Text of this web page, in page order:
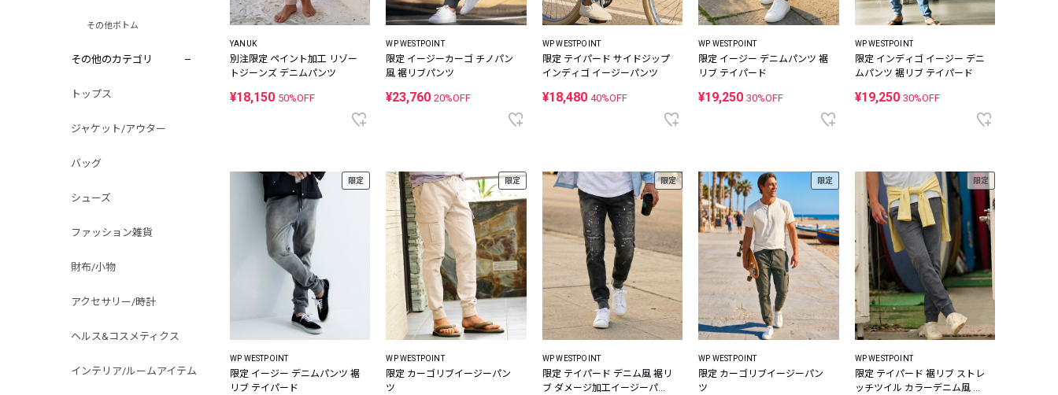
その他ボトム
その他のカテゴリ
トップス
ジャケット/アウター
バッグ
シューズ
ファッション雑貨
財布/小物
アクセサリー/時計
ヘルス&コスメティクス
インテリア/ルームアイテム
YANUK
別注限定 ペイント加工 リゾー
トジーンズ デニムパンツ
¥18,150 50%OFF
WP WESTPOINT
限定 イージーカーゴ チノパン
風 裾リブパンツ
¥23,76020%OFF
WP WESTPOINT
限定 テイパード サイドジップ
インディゴ イージーパンツ
¥18,480 40%OFF
WP WESTPOINT
限定 イージー デニムパンツ 裾
リブ テイパード
¥19,25030%OFF
WP WESTPOINT
限定 インディゴ イージー デニ
ムパンツ 裾リブ テイパード
¥19,250 30%OFF
限定
WP WESTPOINT
限定 イージー デニムパンツ 裾
リブ テイパード
限定
WP WESTPOINT
限定 カーゴリブイージーパン
ツ
限定
WP WESTPOINT
限定 テイパード デニム風 裾リ
ブ ダメージ加工イージーパン
限定
WP WESTPOINT
限定 カーゴリブイージーパン
ツ
限定
WP WESTPOINT
限定 テイパード 裾リブ ストレ
ッチツイル カラーデニム風 イ